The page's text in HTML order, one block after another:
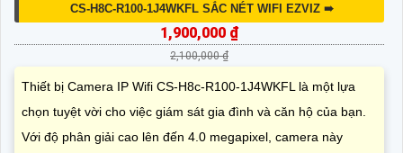
CS-H8C-R100-1J4WKFL SẮC NÉT WIFI EZVIZ ➠
1,900,000 ₫
2,100,000 ₫
Thiết bị Camera IP Wifi CS-H8c-R100-1J4WKFL là một lựa
chọn tuyệt vời cho việc giám sát gia đình và căn hộ của bạn.
Với độ phân giải cao lên đến 4.0 megapixel, camera này